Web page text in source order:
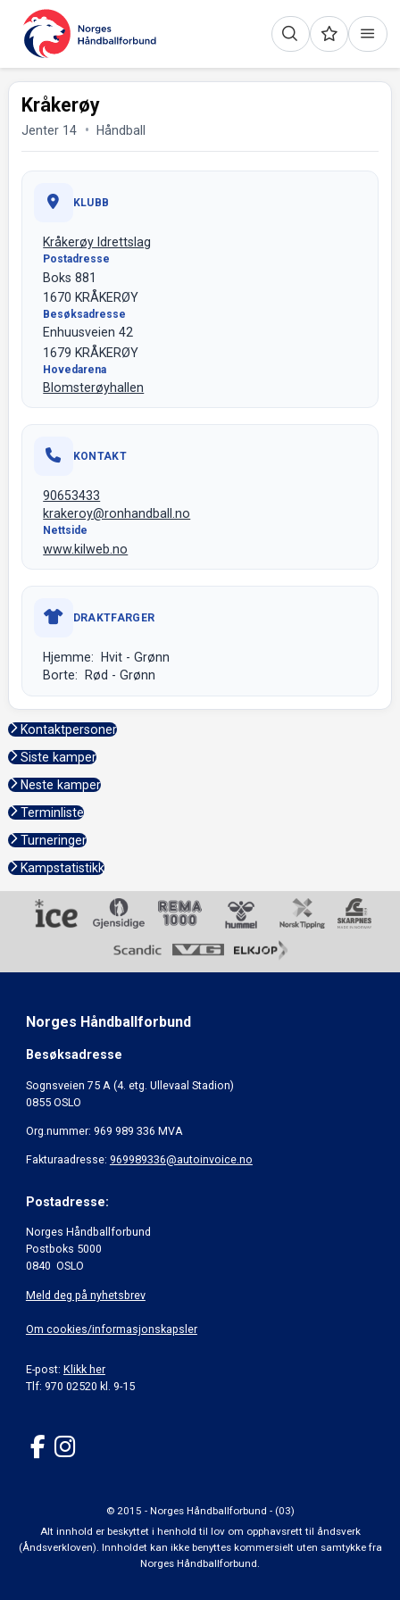
Kråkerøy
Jenter 14 Håndball
KLUBB
Kråkerøy Idrettslag
Postadresse
Boks 881
1670 KRÅKERØY
Besøksadresse
Enhuusveien 42
1679 KRÅKERØY
Hovedarena
Blomsterøyhallen
KONTAKT
90653433
krakeroy@ronhandball.no
Nettside
www.kilweb.no
DRAKTFARGER
Hjemme: Hvit - Grønn
Borte: Rød - Grønn
Kontaktpersoner
Siste kamper
Neste kamper
Terminliste
Turneringer
Kampstatistikk
Norges Håndballforbund
Besøksadresse
Sognsveien 75 A (4. etg. Ullevaal Stadion)
0855 OSLO
Org.nummer: 969 989 336 MVA
Fakturaadresse: 969989336@autoinvoice.no
Postadresse:
Norges Håndballforbund
Postboks 5000
0840 OSLO
Meld deg på nyhetsbrev
Om cookies/informasjonskapsler
E-post: Klikk her
Tlf: 970 02520 kl. 9-15
© 2015 - Norges Håndballforbund - (03)
Alt innhold er beskyttet i henhold til lov om opphavsrett til åndsverk
(Åndsverkloven). Innholdet kan ikke benyttes kommersielt uten samtykke fra
Norges Håndballforbund.